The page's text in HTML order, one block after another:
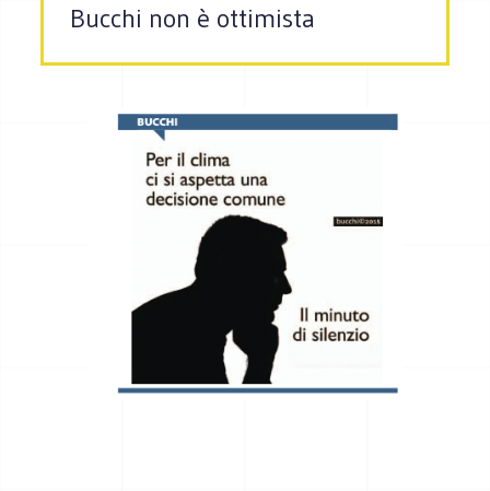
Bucchi non è ottimista